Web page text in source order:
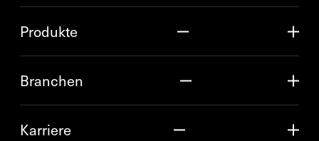
Produkte
Branchen
Karriere